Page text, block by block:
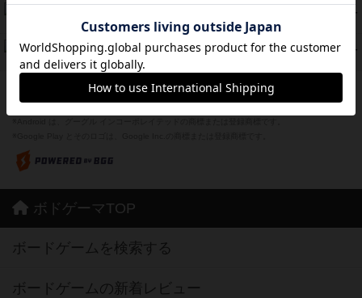
PT
Bitter End ブタペスト救出作戦
紹介文なし 1件の投稿
42 PT
ドコジャン
紹介文あり 10件の投稿
※Apple、Apple のロゴ は、米国および他の国々で登録されたApple Inc.の商標です。
ボドゲーマTOP
ボードゲームを検索する
ボードゲームの新着レビュー